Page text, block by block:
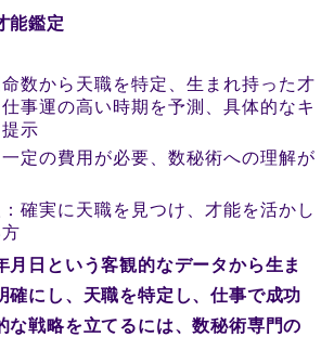
能鑑定
数から天職を特定、生まれ持った才
事運の高い時期を予測、具体的なキ
示
定の費用が必要、数秘術への理解が
確実に天職を見つけ、才能を活かし
月日という客観的なデータから生ま
確にし、天職を特定し、仕事で成功
な戦略を立てるには、数秘術専門の